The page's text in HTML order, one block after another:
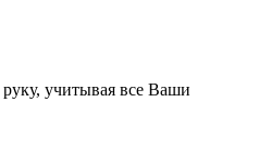
учитывая все Ваши